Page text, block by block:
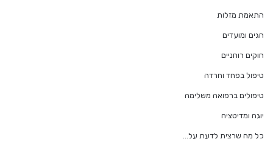
התאמת מזלות
חגים ומועדים
חוקים רוחניים
טיפול בפחד וחרדה
טיפולים ברפואה משלימה
יוגה ומדיטציה
כל מה שרצית לדעת על…